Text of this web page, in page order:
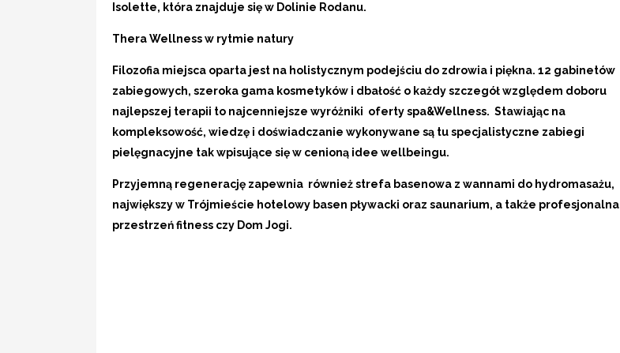
Isolette, która znajduje się w Dolinie Rodanu.
Thera Wellnessw rytmie natury
Filozofia miejsca oparta jest na holistycznym podejściu do zdrowia i piękna. 12 gabinetów
zabiegowych, szeroka gama kosmetyków i dbałość o każdy szczegół względem doboru
najlepszej terapii to najcenniejsze wyróżniki oferty spa&Wellness. Stawiając na
kompleksowość, wiedzę i doświadczanie wykonywane są tu specjalistyczne zabiegi
pielęgnacyjne tak wpisujące się w cenioną idee wellbeingu.
Przyjemną regenerację zapewnia również strefa basenowa z wannami do hydromasażu,
największy w Trójmieście hotelowy basen pływacki oraz saunarium, a także profesjonalna
przestrzeń fitness czy Dom Jogi.